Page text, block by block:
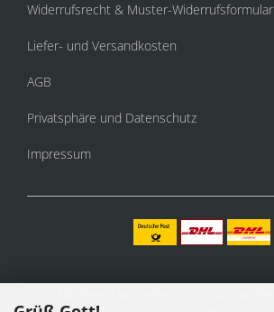
Widerrufsrecht & Muster-Widerrufsformular
Liefer- und Versandkosten
AGB
Privatsphäre und Datenschutz
Impressum